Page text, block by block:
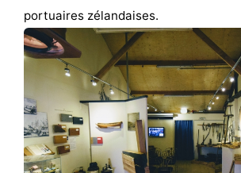
Village
Zeeuwse
Kust
Zonnedorp
Hof
van
Hôtels
Last
minutes
Plages
portuaires zélandaises.